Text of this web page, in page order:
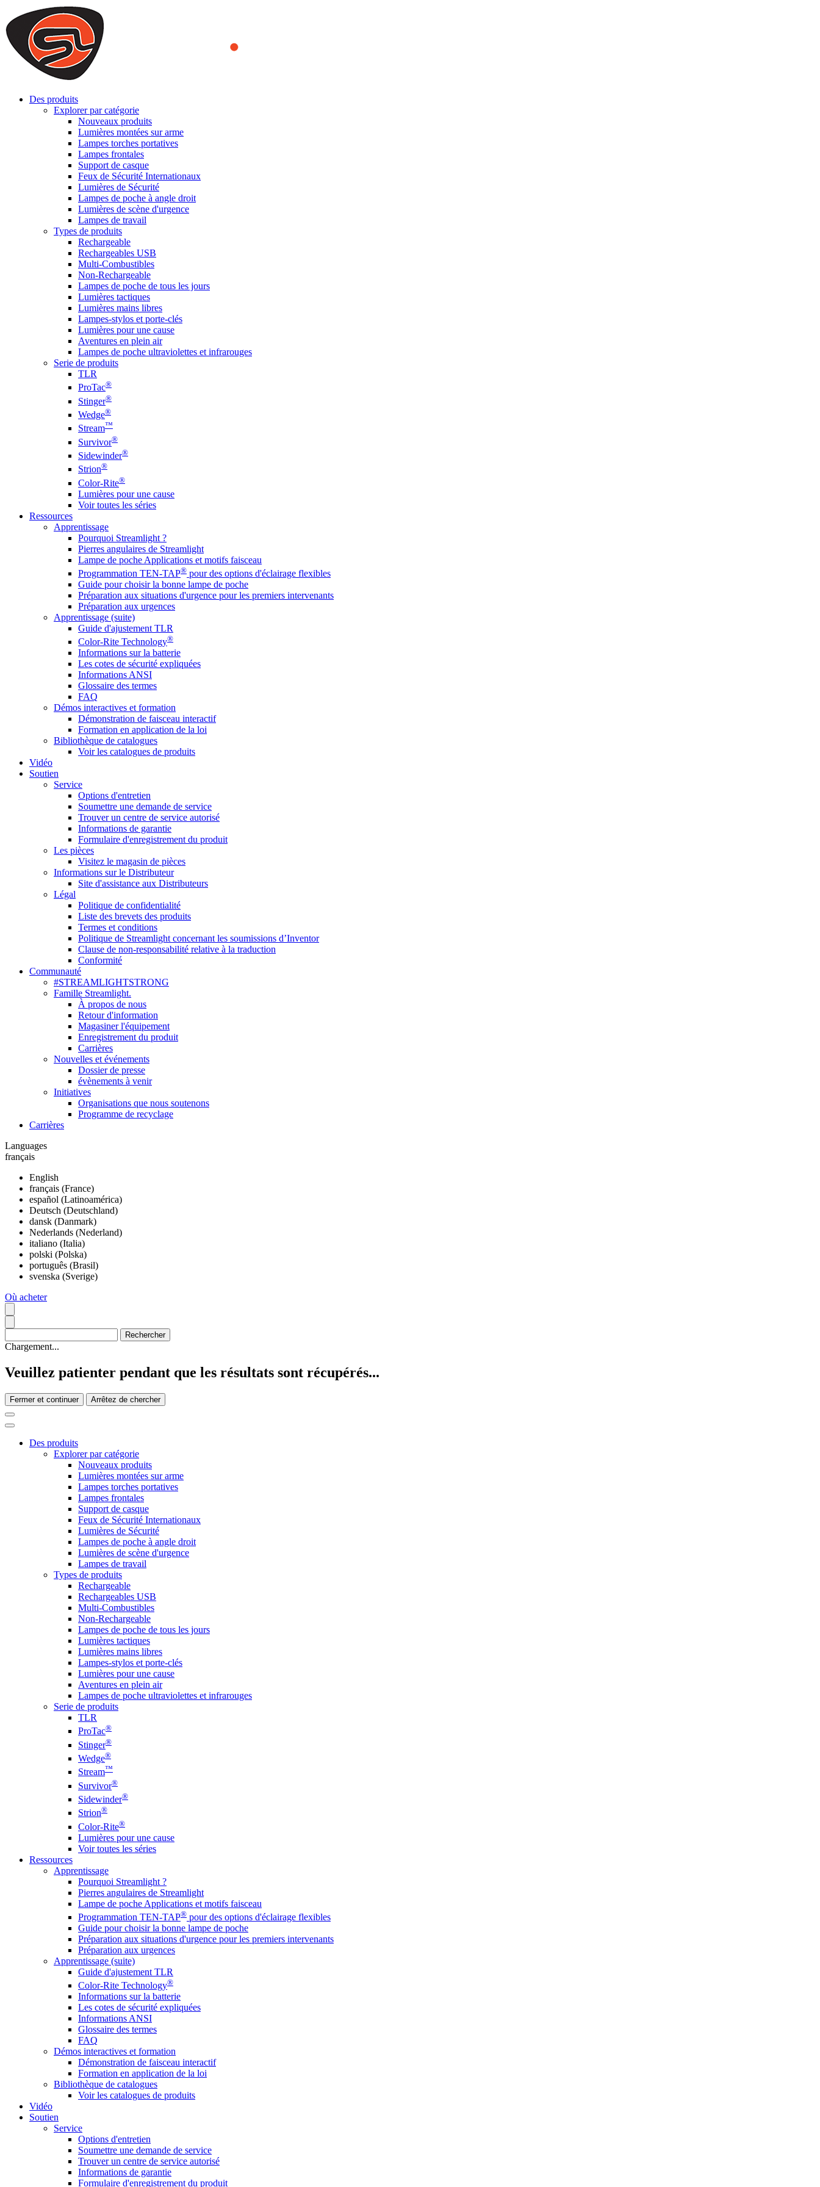
We use cookies to ensure that we provide you the best experience on our website. By continuing to browse this website, you accept that cookies are used to help us analyze how the website is used and to offer
you a better experience. To learn more or to find out how you can disable cookies, you can access our
ACCEPT AND CLOSE
Des produits
Explorer par catégorie
Nouveaux produits
Lumières montées sur arme
Lampes torches portatives
Lampes frontales
Support de casque
Feux de Sécurité Internationaux
Lumières de Sécurité
Lampes de poche à angle droit
Lumières de scène d'urgence
Lampes de travail
Types de produits
Rechargeable
Rechargeables USB
Multi-Combustibles
Non-Rechargeable
Lampes de poche de tous les jours
Lumières tactiques
Lumières mains libres
Lampes-stylos et porte-clés
Lumières pour une cause
Aventures en plein air
Lampes de poche ultraviolettes et infrarouges
Serie de produits
TLR
ProTac®
Stinger®
Wedge®
Stream™
Survivor®
Sidewinder®
Strion®
Color-Rite®
Lumières pour une cause
Voir toutes les séries
Ressources
Apprentissage
Pourquoi Streamlight ?
Pierres angulaires de Streamlight
Lampe de poche Applications et motifs faisceau
Programmation TEN-TAP® pour des options d'éclairage flexibles
Guide pour choisir la bonne lampe de poche
Préparation aux situations d'urgence pour les premiers intervenants
Préparation aux urgences
Apprentissage (suite)
Guide d'ajustement TLR
Color-Rite Technology®
Informations sur la batterie
Les cotes de sécurité expliquées
Informations ANSI
Glossaire des termes
FAQ
Démos interactives et formation
Démonstration de faisceau interactif
Formation en application de la loi
Bibliothèque de catalogues
Voir les catalogues de produits
Vidéo
Soutien
Service
Options d'entretien
Soumettre une demande de service
Trouver un centre de service autorisé
Informations de garantie
Formulaire d'enregistrement du produit
Les pièces
Visitez le magasin de pièces
Informations sur le Distributeur
Site d'assistance aux Distributeurs
Légal
Politique de confidentialité
Liste des brevets des produits
Termes et conditions
Politique de Streamlight concernant les soumissions d’Inventor
Clause de non-responsabilité relative à la traduction
Conformité
Communauté
#STREAMLIGHTSTRONG
Famille Streamlight.
À propos de nous
Retour d'information
Magasiner l'équipement
Enregistrement du produit
Carrières
Nouvelles et événements
Dossier de presse
évènements à venir
Initiatives
Organisations que nous soutenons
Programme de recyclage
Carrières
Languages
français
English
français (France)
español (Latinoamérica)
Deutsch (Deutschland)
dansk (Danmark)
Nederlands (Nederland)
italiano (Italia)
polski (Polska)
português (Brasil)
svenska (Sverige)
Où acheter
Chargement...
Veuillez patienter pendant que les résultats sont récupérés...
Fermer et continuer Arrêtez de chercher
Des produits
Explorer par catégorie
Nouveaux produits
Lumières montées sur arme
Lampes torches portatives
Lampes frontales
Support de casque
Feux de Sécurité Internationaux
Lumières de Sécurité
Lampes de poche à angle droit
Lumières de scène d'urgence
Lampes de travail
Types de produits
Rechargeable
Rechargeables USB
Multi-Combustibles
Non-Rechargeable
Lampes de poche de tous les jours
Lumières tactiques
Lumières mains libres
Lampes-stylos et porte-clés
Lumières pour une cause
Aventures en plein air
Lampes de poche ultraviolettes et infrarouges
Serie de produits
TLR
ProTac®
Stinger®
Wedge®
Stream™
Survivor®
Sidewinder®
Strion®
Color-Rite®
Lumières pour une cause
Voir toutes les séries
Ressources
Apprentissage
Pourquoi Streamlight ?
Pierres angulaires de Streamlight
Lampe de poche Applications et motifs faisceau
Programmation TEN-TAP® pour des options d'éclairage flexibles
Guide pour choisir la bonne lampe de poche
Préparation aux situations d'urgence pour les premiers intervenants
Préparation aux urgences
Apprentissage (suite)
Guide d'ajustement TLR
Color-Rite Technology®
Informations sur la batterie
Les cotes de sécurité expliquées
Informations ANSI
Glossaire des termes
FAQ
Démos interactives et formation
Démonstration de faisceau interactif
Formation en application de la loi
Bibliothèque de catalogues
Voir les catalogues de produits
Vidéo
Soutien
Service
Options d'entretien
Soumettre une demande de service
Trouver un centre de service autorisé
Informations de garantie
Formulaire d'enregistrement du produit